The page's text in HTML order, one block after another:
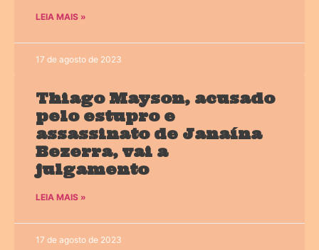
LEIA MAIS »
17 de agosto de 2023
Thiago Mayson, acusado
pelo estupro e
assassinato de Janaína
Bezerra, vai a
julgamento
LEIA MAIS »
17 de agosto de 2023